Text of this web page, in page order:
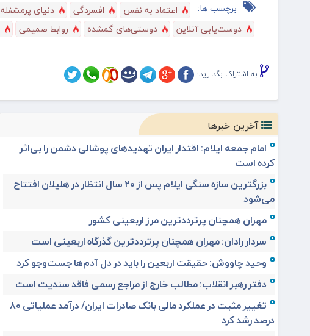
برچسب ها: اعتماد به نفس افسردگی دنیای پرمشغله
دوست‌یابی آنلاین
دوستی‌های گمشده روابط صمیمی
به اشتراک بگذارید:
آخرین خبرها
امام جمعه ایلام: اقتدار ایران تهدیدهای پوشالی دشمن را بی‌اثر
کرده است
بزرگترین سازه سنگی ایلام پس از ۲۰ سال انتظار در هلیلان افتتاح
می‌شود
مهران همچنان پرترددترین مرز اربعینی کشور
سردار رادان: مهران همچنان پرترددترین گذرگاه اربعینی است
وحید چاووش: حقیقت اربعین را باید در دل آدم‌ها جست‌وجو کرد
دفتر رهبر انقلاب: مطالب خارج از مراجع رسمی فاقد سندیت است
تغییر مثبت در عملکرد مالی بانک صادرات ایران/ درآمد عملیاتی ۸۰
درصد رشد کرد